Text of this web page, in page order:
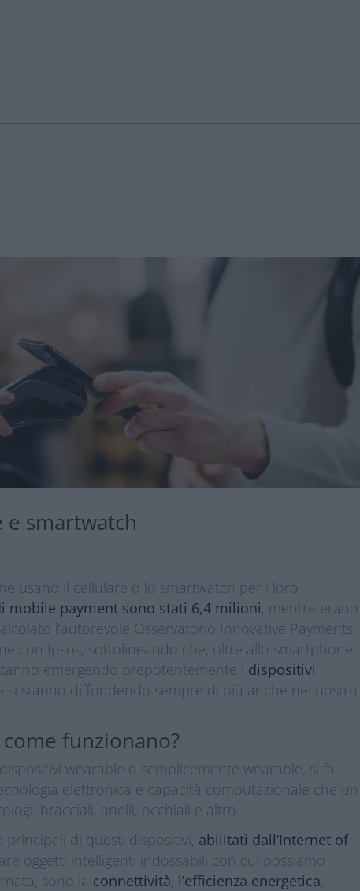
e smartwatch
usano il cellulare o lo smartwatch per i loro
mobile payment sono stati 6,4 milioni , mentre erano
l’autorevole Osservatorio Innovative Payments
con Ipsos, sottolineando che, oltre allo smartphone,
emergendo prepotentemente i dispositivi
si stanno diffondendo sempre di più anche nel nostro
funzionano?
wearable o semplicemente wearable, si fa
elettronica e capacità computazionale che un
bracciali, anelli, occhiali e altro.
principali di questi dispositivi, abilitati dall’Internet of
oggetti intelligenti indossabili con cui possiamo
sono la connettività l’efficienza energetica